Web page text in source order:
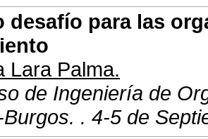
desafío para las
Lara Palma.
de Ingeniería de
Burgos. . 4-5 de